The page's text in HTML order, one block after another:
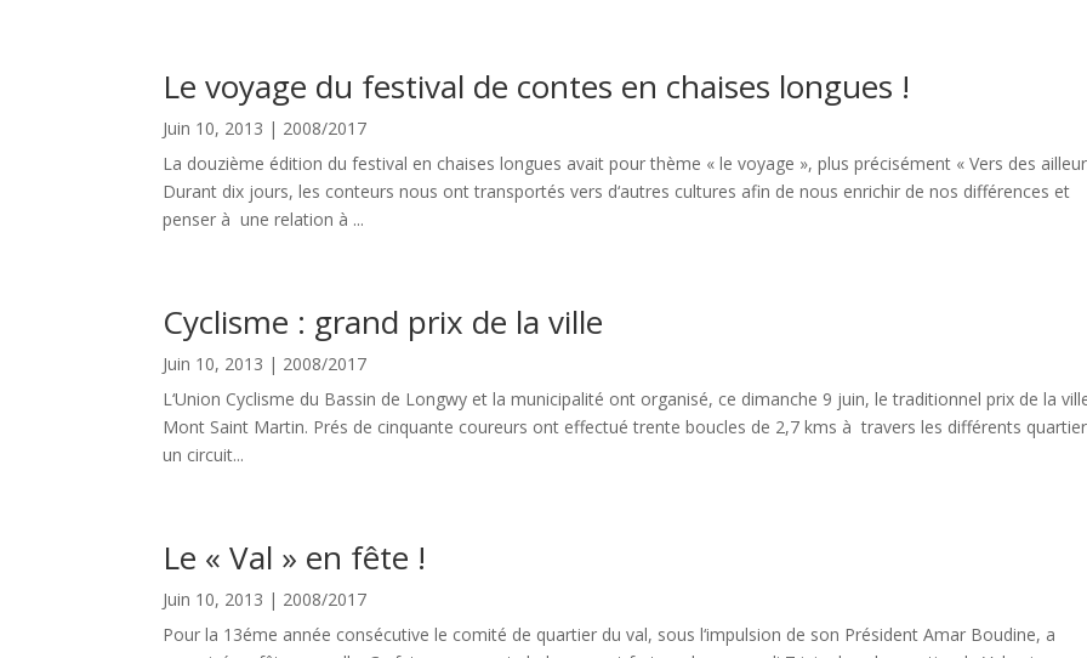
Le voyage du festival de contes en chaises longues !
Juin 10, 2013 | 2008/2017
La douzième édition du festival en chaises longues avait pour thème « le voyage », plus précisément « Vers des
Durant dix jours, les conteurs nous ont transportés vers d‘autres cultures afin de nous enrichir de nos différences et
penser à une relation à ...
Cyclisme : grand prix de la ville
Juin 10, 2013 | 2008/2017
L‘Union Cyclisme du Bassin de Longwy et la municipalité ont organisé, ce dimanche 9 juin, le traditionnel prix de la
Mont Saint Martin. Prés de cinquante coureurs ont effectué trente boucles de 2,7 kms à travers les différents
un circuit...
Le « Val » en fête !
Juin 10, 2013 | 2008/2017
Pour la 13éme année consécutive le comité de quartier du val, sous l‘impulsion de son Président Amar Boudine, a